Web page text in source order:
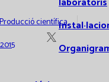
Producció científica